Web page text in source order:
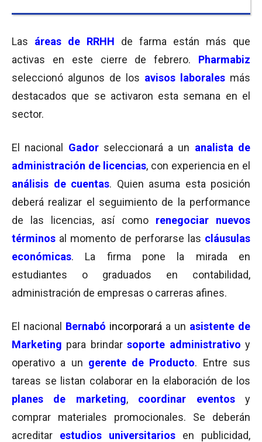
Las áreas de RRHH de farma están más que
activas en este cierre de febrero. Pharmabiz
seleccionó algunos de los avisos laborales más
destacados que se activaron esta semana en el
sector.
El nacional Gadorseleccionará a un analista de
administración de licencias, con experiencia en el
análisis de cuentas. Quien asuma esta posición
deberá realizar el seguimiento de la performance
de las licencias, así como renegociar
nuevos
términos al momento de perforarse las cláusulas
económicas. La firma pone la mirada en
estudiantes o graduados en contabilidad,
administración de empresas o carreras afines.
El nacional Bernabó incorporará a un asistente de
Marketing para brindarsoporte administrativo y
operativo a un gerente de Producto. Entre sus
tareas se listan colaborar en la elaboración de los
planes de marketing, coordinar eventosy
comprar materiales promocionales. Se deberán
acreditar estudios universitarios en publicidad,